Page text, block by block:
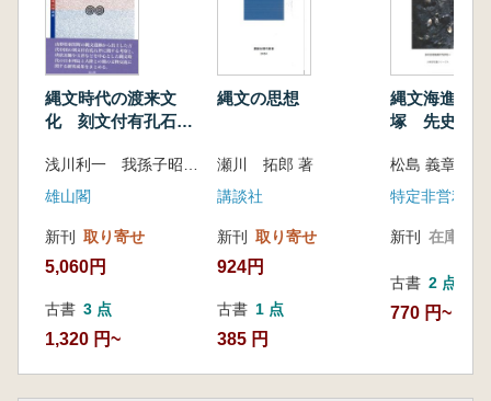
縄文時代の渡来文
化 刻文付有孔石斧
雄山閣
新刊 取り寄せ
5,060円
古書 3 点
1,320 円~
縄文の思想
瀬川 拓郎 著
講談社
新刊 取り寄せ
924円
古書 1 点
385 円
縄文海進と
塚 先史時代
新刊 在庫なし
古書 2 点
770 円~